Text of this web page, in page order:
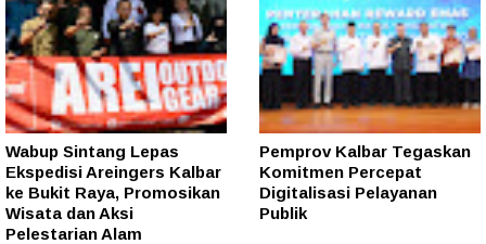
Wabup Sintang Lepas
Ekspedisi Areingers Kalbar
ke Bukit Raya, Promosikan
Wisata dan Aksi
Pelestarian Alam
Pemprov Kalbar Tegaskan
Komitmen Percepat
Digitalisasi Pelayanan
Publik